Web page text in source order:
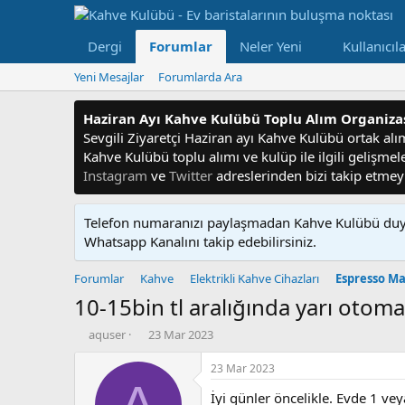
Dergi Forumlar Neler Yeni
Yeni Mesajlar Forumlarda Ara
Haziran Ayı Kahve Kulübü Toplu Alım
Sevgili Ziyaretçi Haziran ayı Kahve Kulübü ortak
Kahve Kulübü toplu alımı ve kulüp ile ilgili
Instagram ve Twitter adreslerinden bizi takip
Telefon numaranızı paylaşmadan Kahve Kulübü
Whatsapp Kanalını takip edebilirsiniz.
Forumlar Kahve Elektrikli Kahve Cihazları Espresso
10-15bin tl aralığında yarı
K
aquser
B
ş
23 Mar 2023
23 Mar 2023
İyi günler öncelikle. Evde 1